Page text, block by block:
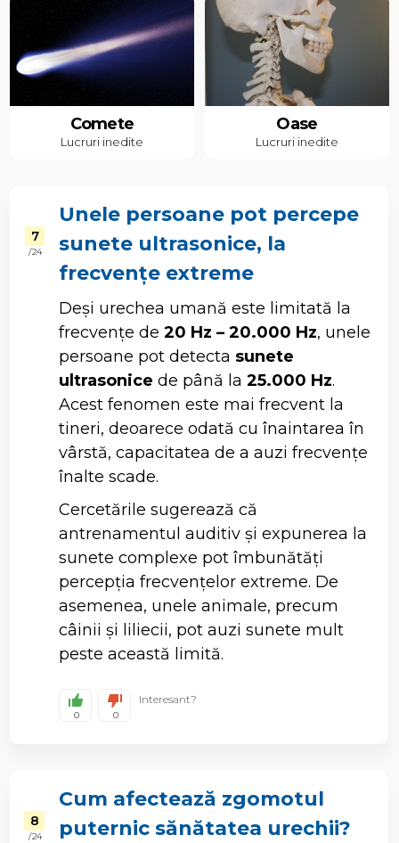
Comete
Lucruri inedite
Oase
Lucruri inedite
7
/ 24
Unele persoane pot percepe
sunete ultrasonice, la
frecvențe extreme
Deși urechea umană este limitată la
frecvențe de20 Hz – 20.000 Hz, unele
persoane pot detecta sunete
ultrasonice de până la25.000 Hz.
Acest fenomen este mai frecvent la
tineri, deoarece odată cu înaintarea în
vârstă, capacitatea de a auzi frecvențe
înalte scade.
Cercetările sugerează că
antrenamentul auditiv și expunerea la
sunete complexe pot îmbunătăți
percepția frecvențelor extreme. De
asemenea, unele animale, precum
câinii și liliecii, pot auzi sunete mult
peste această limită.
0 0
Interesant?
8
/ 24
Cum afectează zgomotul
puternic sănătatea urechii?